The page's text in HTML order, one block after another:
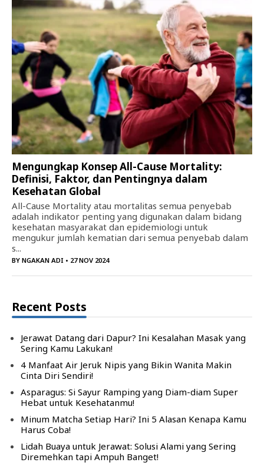
Mengungkap Konsep All-Cause Mortality:
Definisi, Faktor, dan Pentingnya dalam
Kesehatan Global
All-Cause Mortality atau mortalitas semua penyebab
adalah indikator penting yang digunakan dalam bidang
kesehatan masyarakat dan epidemiologi untuk
mengukur jumlah kematian dari semua penyebab dalam
s...
BY NGAKAN ADI • 27 NOV 2024
Recent Posts
Jerawat Datang dari Dapur? Ini Kesalahan Masak yang
Sering Kamu Lakukan!
4 Manfaat Air Jeruk Nipis yang Bikin Wanita Makin
Cinta Diri Sendiri!
Asparagus: Si Sayur Ramping yang Diam-diam Super
Hebat untuk Kesehatanmu!
Minum Matcha Setiap Hari? Ini 5 Alasan Kenapa Kamu
Harus Coba!
Lidah Buaya untuk Jerawat: Solusi Alami yang Sering
Diremehkan tapi Ampuh Banget!